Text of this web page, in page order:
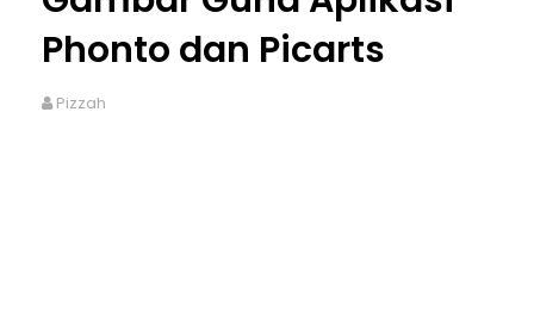
Phonto dan Picarts
Pizzah